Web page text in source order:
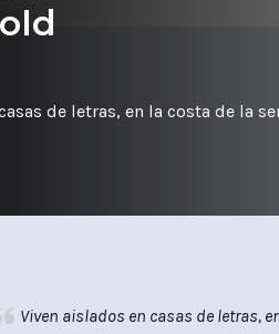
de letras, en la costa de la
Viven aislados en casas de letras,